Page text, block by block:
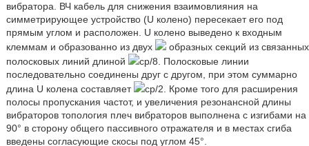
вибратора. ВЧ кабель для снижения взаимовлияния на
симметрирующее устройство (U колено) пересекает его под
прямым углом и расположен. U колено выведено к входным
клеммам и образованно из двух
образных секций из связанных
полосковых линий длиной
ср/8. Полосковые линии
последовательно соединены друг с другом, при этом суммарно
длина U колена составляет
ср/2. Кроме того для расширения
полосы пропускания частот, и увеличения резонансной длины
вибраторов топология плеч вибраторов выполнена с изгибами на
90° в сторону общего пассивного отражателя и в местах сгиба
введены согласующие скосы под углом 45°.